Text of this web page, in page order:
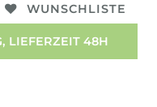
WUNSCHLISTE
LIEFERZEIT 48H